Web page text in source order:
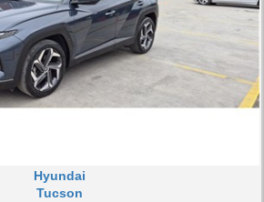
Hyundai
Tucson